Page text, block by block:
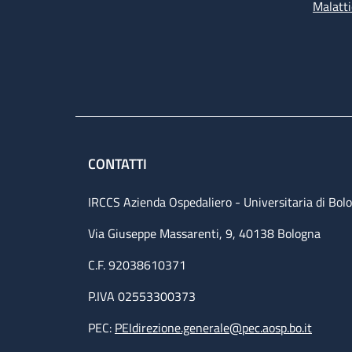
CONTATTI
IRCCS Azienda Ospedaliero - Universitaria di
Via Giuseppe Massarenti, 9, 40138 Bologna
C.F. 92038610371
P.IVA 02553300373
PEC: PEIdirezione.generale@pec.aosp.bo.it